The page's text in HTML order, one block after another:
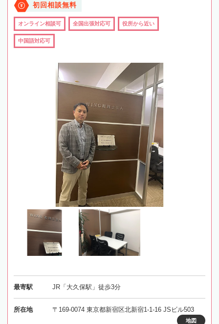
初回相談無料
オンライン相談可 全国出張対応可 役所から近い
中国語対応可
最寄駅 JR「大久保駅」徒歩3分
所在地 〒169-0074 東京都新宿区北新宿1-1-16 JSビル503
地図